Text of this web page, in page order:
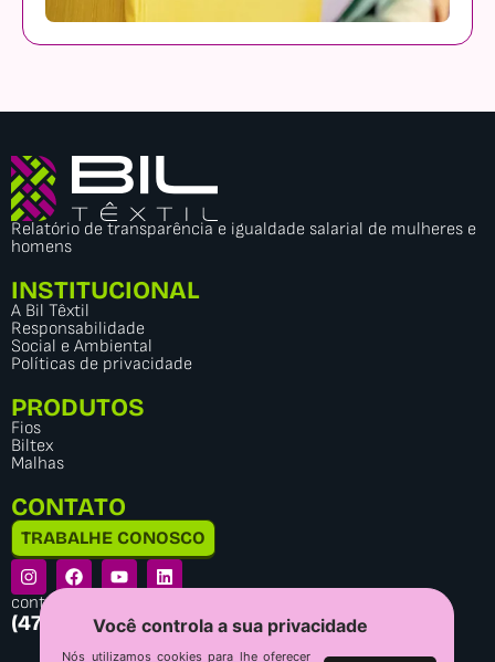
Relatório de transparência e igualdade salarial de mulheres e
homens
INSTITUCIONAL
A Bil Têxtil
Responsabilidade
Social e Ambiental
Políticas de privacidade
PRODUTOS
Fios
Biltex
Malhas
CONTATO
TRABALHE CONOSCO
contato@biltextil.com.br
(47) 3514-5700Você controla a sua privacidade
Nós utilizamos cookies para lhe oferecer